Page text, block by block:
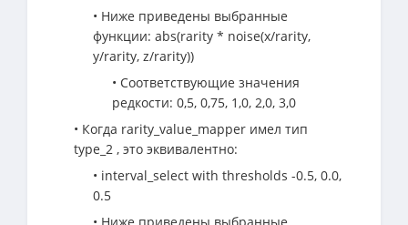
• Ниже приведены выбранные
функции: abs(rarity * noise(x/rarity,
y/rarity, z/rarity))
• Соответствующие значения
редкости: 0,5, 0,75, 1,0, 2,0, 3,0
• Когда rarity_value_mapper имел тип
type_2 , это эквивалентно:
• interval_select with thresholds -0.5, 0.0,
0.5